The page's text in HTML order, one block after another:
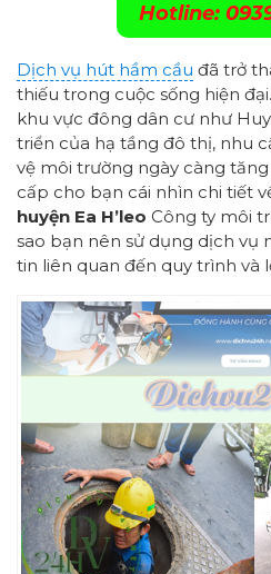
Hotline:
Dịch vụ hút hầm cầu đã trở
thiếu trong cuộc sống hiện
khu vực đông dân cư như
triển của hạ tầng đô thị, nhu
vệ môi trường ngày càng
cấp cho bạn cái nhìn chi tiết
huyện Ea H’leo Công ty môi
sao bạn nên sử dụng dịch vụ
tin liên quan đến quy trình và